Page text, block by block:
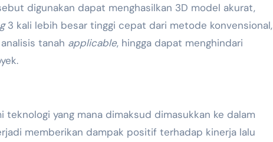
digunakan dapat menghasilkan 3D model akurat,
3 kali lebih besar tinggi cepat dari metode konvensional,
tanah applicable, hingga dapat menghindari
teknologi yang mana dimaksud dimasukkan ke dalam
memberikan dampak positif terhadap kinerja lalu